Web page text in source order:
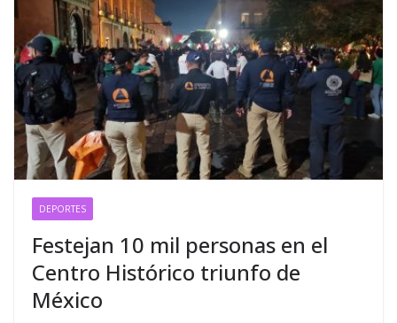
DEPORTES
Festejan 10 mil personas en el
Centro Histórico triunfo de
México